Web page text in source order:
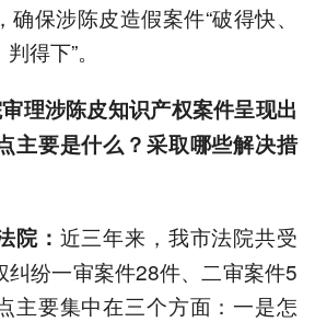
保涉陈皮造假案件“破得快、
得下”。
理涉陈皮知识产权案件呈现出
主要是什么？采取哪些解决措
院： 近三年来，我市法院共受
纠纷一审案件28件、二审案件5
主要集中在三个方面：一是怎